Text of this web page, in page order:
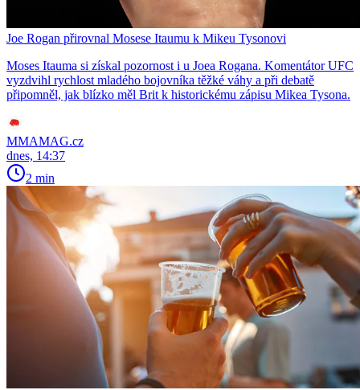
Joe Rogan přirovnal Mosese Itaumu k Mikeu Tysonovi
Moses Itauma si získal pozornost i u Joea Rogana. Komentátor UFC
vyzdvihl rychlost mladého bojovníka těžké váhy a při debatě
připomněl, jak blízko měl Brit k historickému zápisu Mikea Tysona.
MMAMAG.cz
dnes, 14:37
2 min